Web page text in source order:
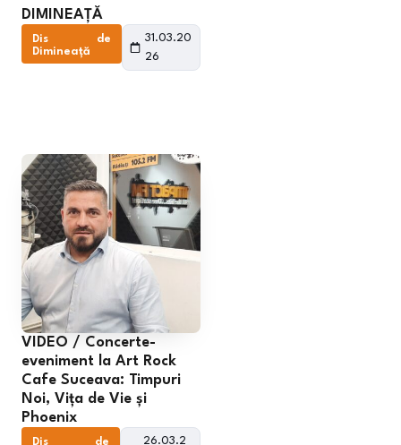
DIMINEAȚĂ
Dis de
Dimineață
31.03.20
26
VIDEO / Concerte-
eveniment la Art Rock
Cafe Suceava: Timpuri
Noi, Vița de Vie și
Phoenix
Dis de
26.03.2